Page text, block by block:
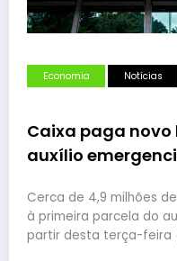
Economia Notícias
Caixa paga novo
auxílio
Cerca de 4,9 milhões
à primeira parcela do
partir desta terça-feira